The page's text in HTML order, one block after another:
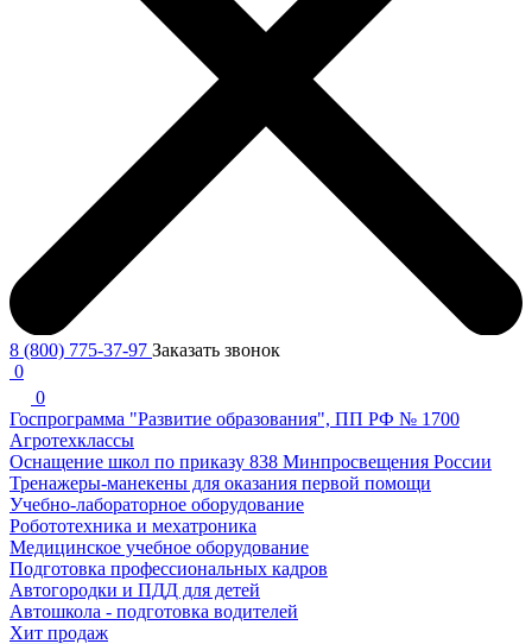
8 (800) 775-37-97 Заказать звонок
0
0
Госпрограмма "Развитие образования", ПП РФ № 1700
Агротехклассы
Оснащение школ по приказу 838 Минпросвещения России
Тренажеры-манекены для оказания первой помощи
Учебно-лабораторное оборудование
Робототехника и мехатроника
Медицинское учебное оборудование
Подготовка профессиональных кадров
Автогородки и ПДД для детей
Автошкола - подготовка водителей
Хит продаж